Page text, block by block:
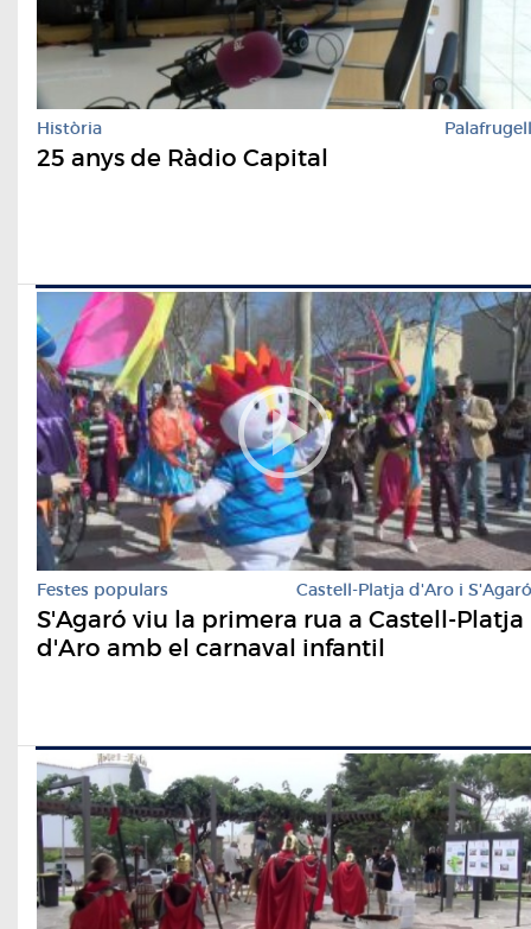
Història Palafrugell
25 anys de Ràdio Capital
Festes populars Castell-Platja d'Aro i S'Agaró
S'Agaró viu la primera rua a Castell-Platja
d'Aro amb el carnaval infantil